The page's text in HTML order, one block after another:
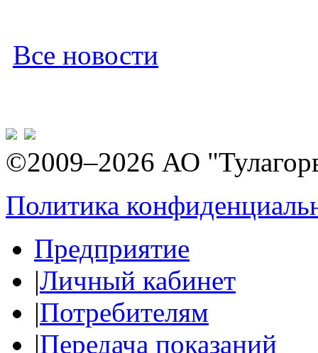
Все новости
©2009–2026 АО
Политика
Предприятие
|Личный кабинет
|Потребителям
|Передача показаний